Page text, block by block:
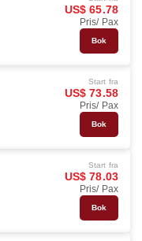
US$ 65.78
Pris/ Pax
Bok
Start fra
US$ 73.58
Pris/ Pax
Bok
Start fra
US$ 78.03
Pris/ Pax
Bok